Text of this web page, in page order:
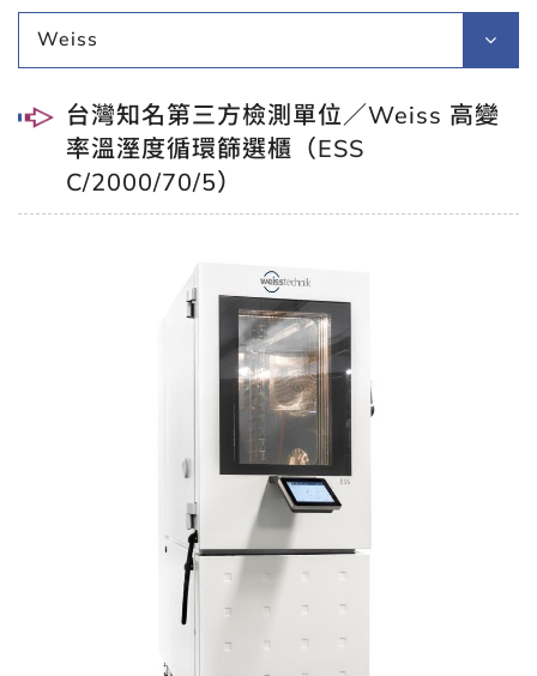
Weiss
台灣知名第三方檢測單位／Weiss 高變
率溫溼度循環篩選櫃（ESS
C/2000/70/5）